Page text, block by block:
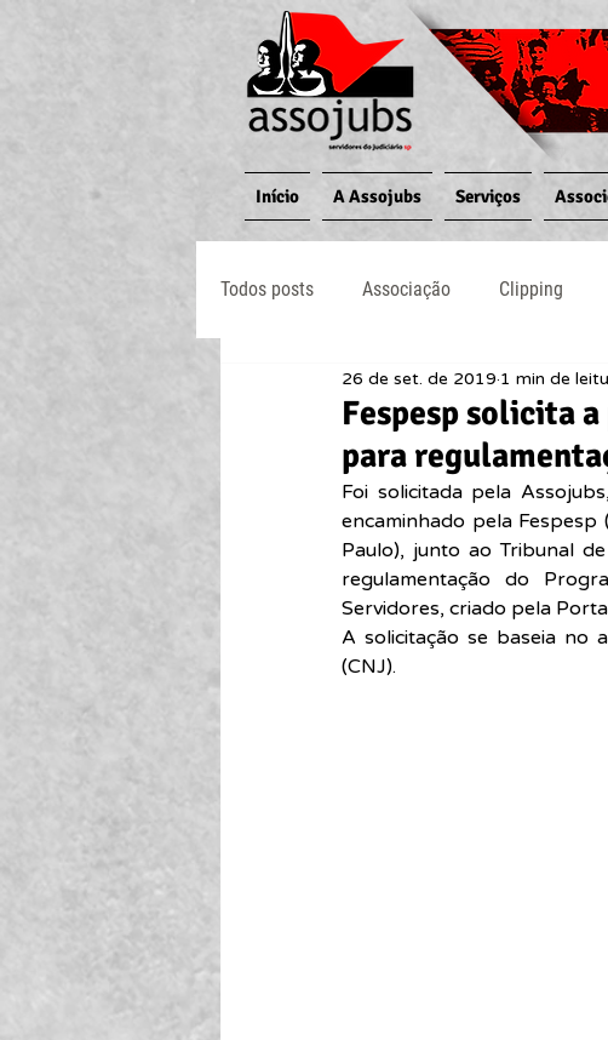
Início A Assojubs Serviços
Todos posts Associação Clipping
Jornal O Processo Judiciário
Fespesp solicita
para
26 de set. de 2019 1 min de
Foi solicitada pela
encaminhado pela Fespesp
Paulo), junto ao Tribunal
regulamentação do
Servidores, criado pela
A solicitação se baseia no
(CNJ).